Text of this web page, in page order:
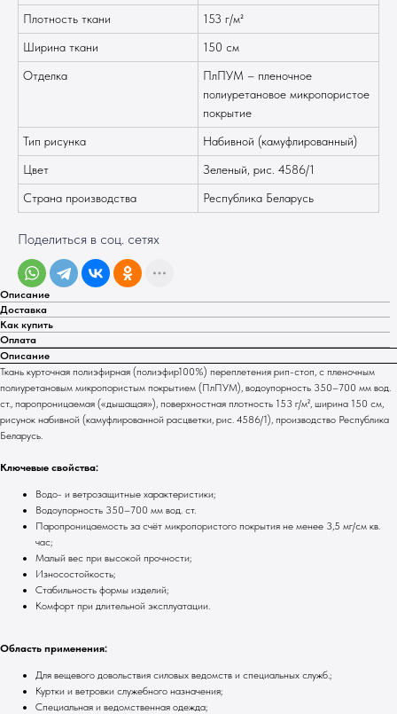
Плотность ткани
153 г/м²
Ширина ткани
150 см
Отделка
ПлПУМ – пленочное
полиуретановое микропористое
покрытие
Тип рисунка
Набивной (камуфлированный)
Цвет
Зеленый, рис. 4586/1
Страна производства
Республика Беларусь
Поделиться в соц. сетях
Описание
Доставка
Как купить
Оплата
Описание
Ткань курточная полиэфирная (полиэфир100%) переплетения рип-стоп, с пленочным
полиуретановым микропористым покрытием (ПлПУМ), водоупорность 350–700 мм вод.
ст., паропроницаемая («дышащая»), поверхностная плотность 153 г/м², ширина 150 см,
рисунок набивной (камуфлированной расцветки, рис. 4586/1), производство Республика
Беларусь.
Ключевые свойства:
Водо- и ветрозащитные характеристики;
Водоупорность 350–700 мм вод. ст.
Паропроницаемость за счёт микропористого покрытия не менее 3,5 мг/см кв.
час;
Малый вес при высокой прочности;
Износостойкость;
Стабильность формы изделий;
Комфорт при длительной эксплуатации.
Область применения:
Для вещевого довольствия силовых ведомств и специальных служб.;
Куртки и ветровки служебного назначения;
Специальная и ведомственная одежда;